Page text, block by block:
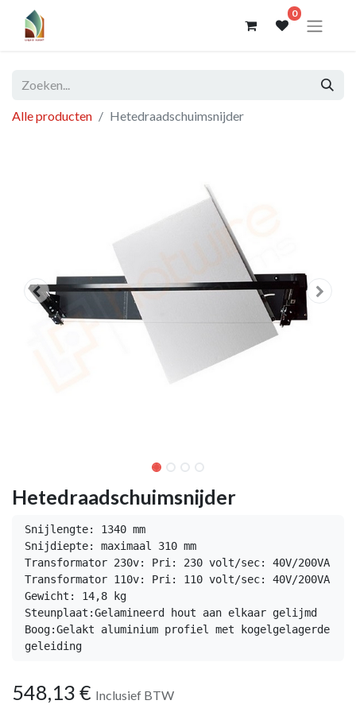
0
Alle producten Hetedraadschuimsnijder
Hetedraadschuimsnijder
Snijlengte: 1340 mm
Snijdiepte: maximaal 310 mm
Transformator 230v: Pri: 230 volt/sec: 40V/200VA
Transformator 110v: Pri: 110 volt/sec: 40V/200VA
Gewicht: 14,8 kg
Steunplaat:Gelamineerd hout aan elkaar gelijmd
Boog:Gelakt aluminium profiel met kogelgelagerde
geleiding
548,13 € Inclusief BTW